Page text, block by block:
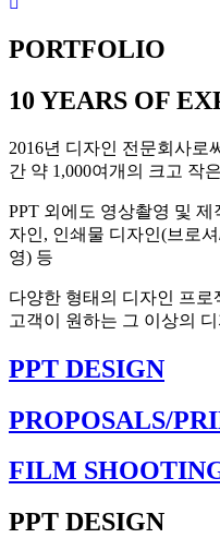
PORTFOLIO
10 YEARS OF
2016년 디자인 전문회사로
간 약 1,000여개의 크고 작
PPT 외에도 영상촬영 및
자인, 인쇄물 디자인(브로
영) 등
다양한 형태의 디자인 프
고객이 원하는 그 이상의
PPT DESIGN
PROPOSALS/
FILM
PPT DESIGN